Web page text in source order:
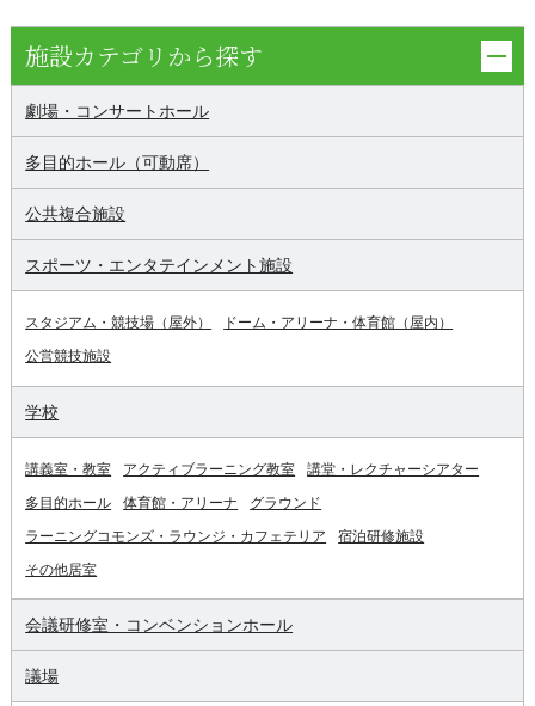
施設カテゴリから探す
劇場・コンサートホール
多目的ホール（可動席）
公共複合施設
スポーツ・エンタテインメント施設
スタジアム・競技場（屋外）
ドーム・アリーナ・体育館（屋内）
公営競技施設
学校
講義室・教室 アクティブラーニング教室
講堂・レクチャーシアター
多目的ホール
体育館・アリーナ
グラウンド
ラーニングコモンズ・ラウンジ・カフェテリア
宿泊研修施設
その他居室
会議研修室・コンベンションホール
議場